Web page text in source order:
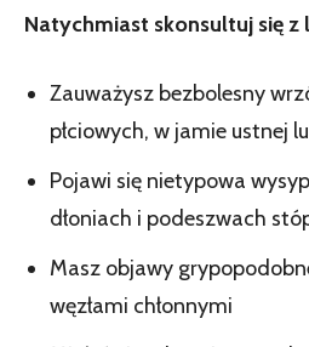
Natychmiast skonsultuj się z
Zauważysz bezbolesny
płciowych, w jamie ustnej
Pojawi się nietypowa
dłoniach i podeszwach
Masz objawy
węzłami chłonnymi